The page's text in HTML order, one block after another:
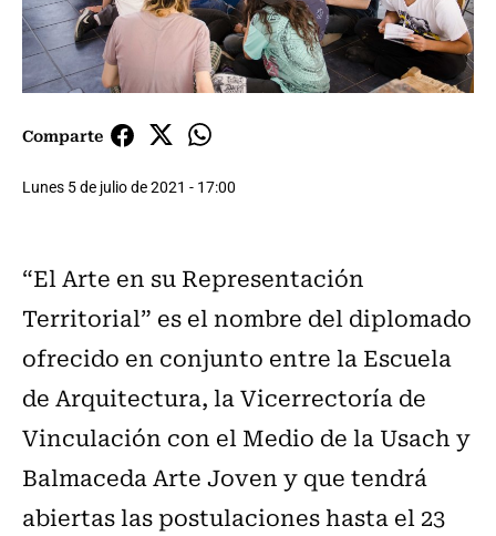
Comparte
Lunes 5 de julio de 2021 - 17:00
“El Arte en su Representación
Territorial” es el nombre del diplomado
ofrecido en conjunto entre la Escuela
de Arquitectura, la Vicerrectoría de
Vinculación con el Medio de la Usach y
Balmaceda Arte Joven y que tendrá
abiertas las postulaciones hasta el 23